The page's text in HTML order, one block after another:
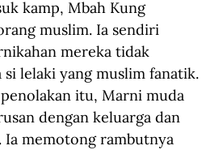
kamp, Mbah Kung
muslim. Ia sendiri
mereka tidak
lelaki yang muslim fanatik.
itu, Marni muda
dengan keluarga dan
Ia memotong rambutnya